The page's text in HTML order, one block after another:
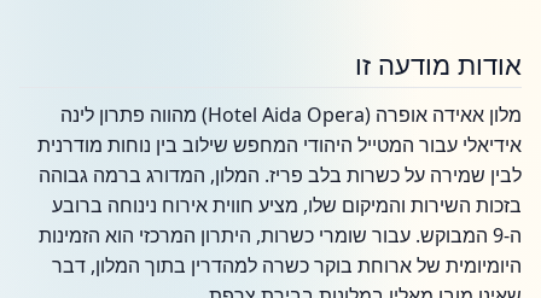
אודות מודעה זו
מלון אאידה אופרה (Hotel Aida Opera) מהווה פתרון לינה
אידיאלי עבור המטייל היהודי המחפש שילוב בין נוחות מודרנית
לבין שמירה על כשרות בלב פריז. המלון, המדורג ברמה גבוהה
בזכות השירות והמיקום שלו, מציע חווית אירוח נינוחה ברובע
ה-9 המבוקש. עבור שומרי כשרות, היתרון המרכזי הוא הזמינות
היומיומית של ארוחת בוקר כשרה למהדרין בתוך המלון, דבר